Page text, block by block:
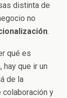
distinta de
no
.
qué es
hay que ir un
de la
y